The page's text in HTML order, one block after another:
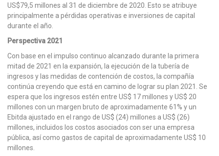
US$79,5 millones al 31 de diciembre de 2020. Esto se atribuye
principalmente a pérdidas operativas e inversiones de capital
durante el año.
Perspectiva 2021
Con base en el impulso continuo alcanzado durante la primera
mitad de 2021 en la expansión, la ejecución de la tubería de
ingresos y las medidas de contención de costos, la compañía
continúa creyendo que está en camino de lograr su plan 2021. Se
espera que los ingresos estén entre US$ 17 millones y US$ 20
millones con un margen bruto de aproximadamente 61% y un
Ebitda ajustado en el rango de US$ (24) millones a US$ (26)
millones, incluidos los costos asociados con ser una empresa
pública, así como gastos de capital de aproximadamente US$ 10
millones.